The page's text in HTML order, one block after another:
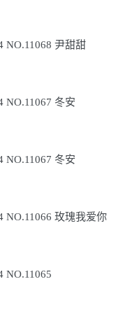
NO.11068 尹甜甜
NO.11067 冬安
NO.11067 冬安
NO.11066 玫瑰我爱你
NO.11065